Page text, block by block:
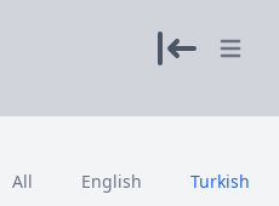
Open
All English Turkish